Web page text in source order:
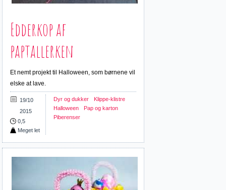
Edderkop af
paptallerken
Et nemt projekt til Halloween, som børnene vil
elske at lave.
19/10
2015
0,5
Meget let
Dyr og dukker
Klippe-klistre
Halloween
Pap og karton
Piberenser